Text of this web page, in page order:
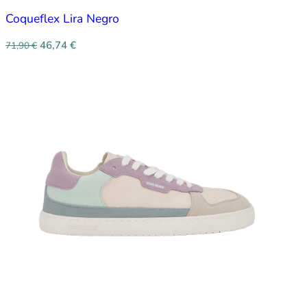
Coqueflex Lira Negro
71,90€ 46,74 €